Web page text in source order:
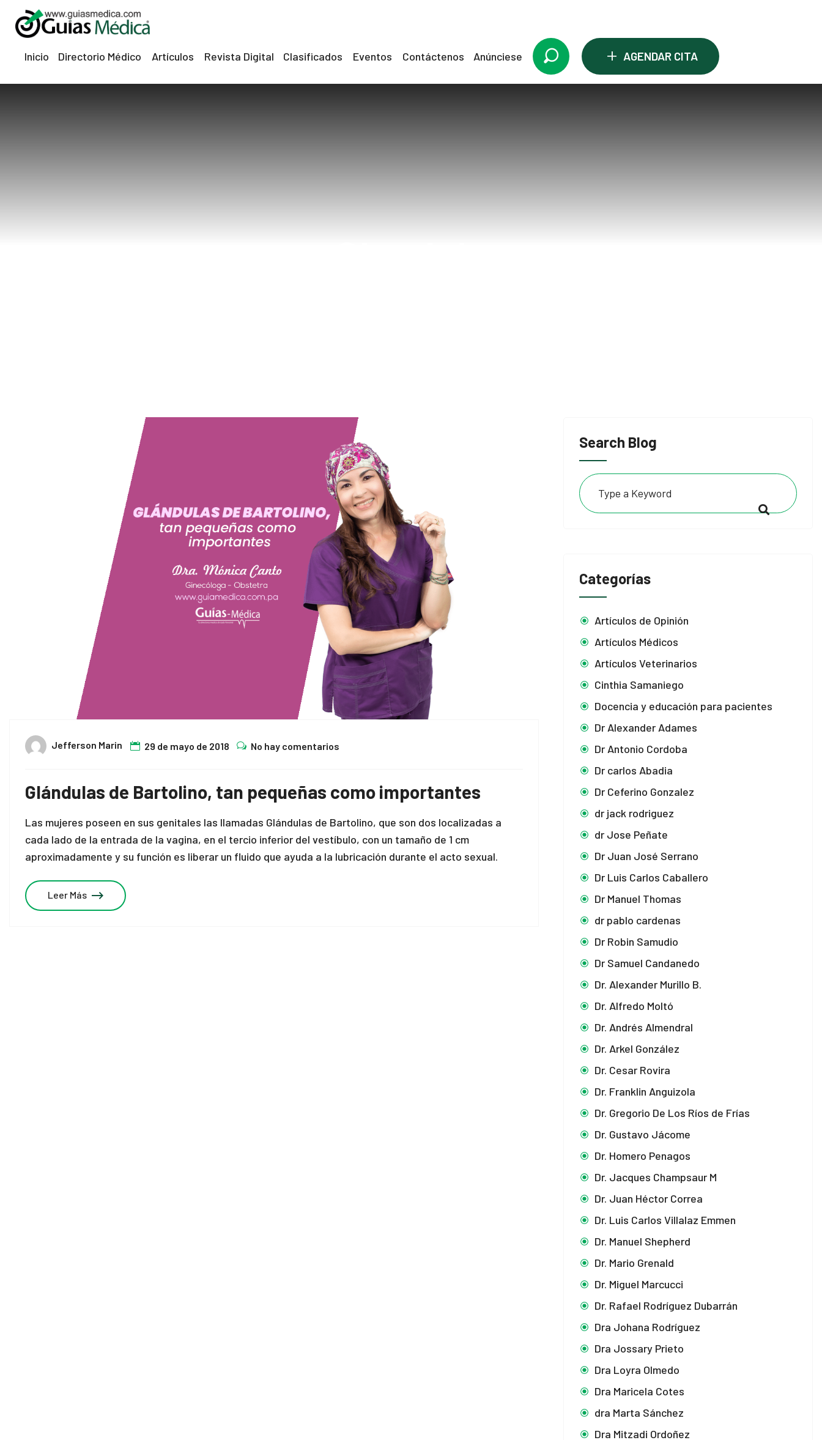
Inicio Directorio Médico Artículos Revista Digital Clasificados Eventos Contáctenos Anúnciese + AGENDAR CITA
Search Blog
Categorías
Artículos de Opinión
Artículos Médicos
Artículos Veterinarios
Cinthia Samaniego
Docencia y educación para pacientes
Dr Alexander Adames
Dr Antonio Cordoba
Dr carlos Abadia
Dr Ceferino Gonzalez
dr jack rodriguez
dr Jose Peñate
Dr Juan José Serrano
Dr Luis Carlos Caballero
Dr Manuel Thomas
dr pablo cardenas
Dr Robin Samudio
Dr Samuel Candanedo
Dr. Alexander Murillo B.
Dr. Alfredo Moltó
Dr. Andrés Almendral
Dr. Arkel González
Dr. Cesar Rovira
Dr. Franklin Anguizola
Dr. Gregorio De Los Ríos de Frías
Dr. Gustavo Jácome
Dr. Homero Penagos
Dr. Jacques Champsaur M
Dr. Juan Héctor Correa
Dr. Luis Carlos Villalaz Emmen
Dr. Manuel Shepherd
Dr. Mario Grenald
Dr. Miguel Marcucci
Dr. Rafael Rodríguez Dubarrán
Dra Johana Rodríguez
Dra Jossary Prieto
Dra Loyra Olmedo
Dra Maricela Cotes
dra Marta Sánchez
Dra Mitzadi Ordoñez
Jefferson Marin 29 de mayo de 2018 No hay comentarios
Glándulas de Bartolino, tan pequeñas como importantes
Las mujeres poseen en sus genitales las llamadas Glándulas de Bartolino, que son dos localizadas a
cada lado de la entrada de la vagina, en el tercio inferior del vestíbulo, con un tamaño de 1 cm
aproximadamente y su función es liberar un fluido que ayuda a la lubricación durante el acto sexual.
Leer Más